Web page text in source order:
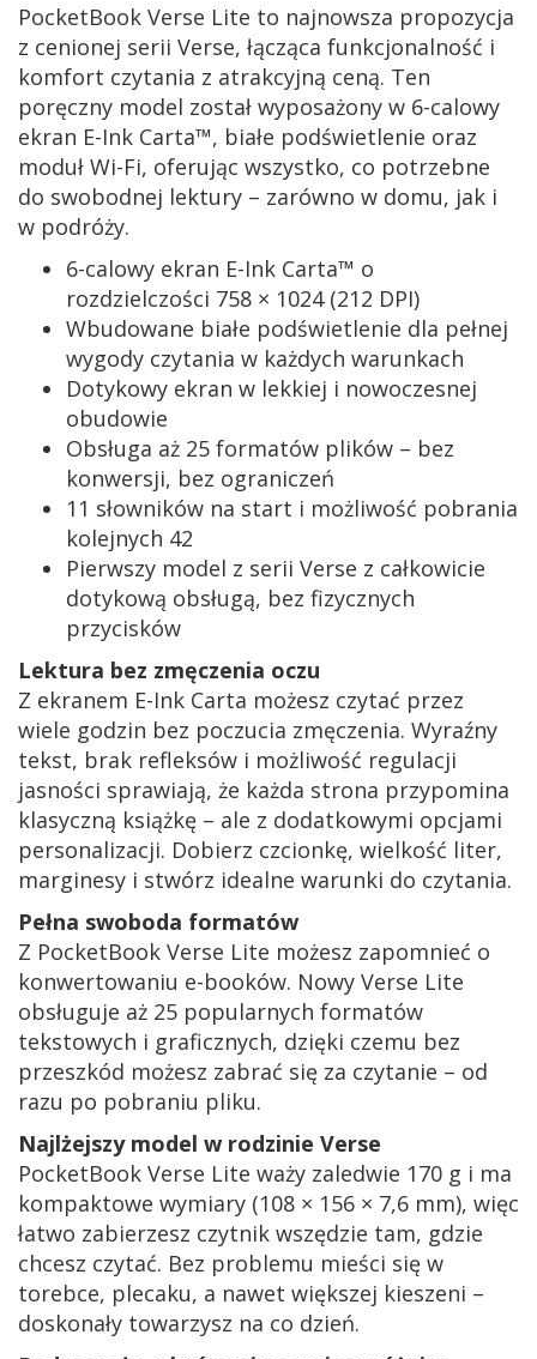
PocketBook Verse Lite to najnowsza propozycja
z cenionej serii Verse, łącząca funkcjonalność i
komfort czytania z atrakcyjną ceną. Ten
poręczny model został wyposażony w 6-calowy
ekran E-Ink Carta™, białe podświetlenie oraz
moduł Wi-Fi, oferując wszystko, co potrzebne
do swobodnej lektury – zarówno w domu, jak i
w podróży.
6-calowy ekran E-Ink Carta™ o
rozdzielczości 758 × 1024 (212 DPI)
Wbudowane białe podświetlenie dla pełnej
wygody czytania w każdych warunkach
Dotykowy ekran w lekkiej i nowoczesnej
obudowie
Obsługa aż 25 formatów plików – bez
konwersji, bez ograniczeń
11 słowników na start i możliwość pobrania
kolejnych 42
Pierwszy model z serii Verse z całkowicie
dotykową obsługą, bez fizycznych
przycisków
Lektura bez zmęczenia oczu
Z ekranem E-Ink Carta możesz czytać przez
wiele godzin bez poczucia zmęczenia. Wyraźny
tekst, brak refleksów i możliwość regulacji
jasności sprawiają, że każda strona przypomina
klasyczną książkę – ale z dodatkowymi opcjami
personalizacji. Dobierz czcionkę, wielkość liter,
marginesy i stwórz idealne warunki do czytania.
Pełna swoboda formatów
Z PocketBook Verse Lite możesz zapomnieć o
konwertowaniu e-booków. Nowy Verse Lite
obsługuje aż 25 popularnych formatów
tekstowych i graficznych, dzięki czemu bez
przeszkód możesz zabrać się za czytanie – od
razu po pobraniu pliku.
Najlżejszy model w rodzinie Verse
PocketBook Verse Lite waży zaledwie 170 g i ma
kompaktowe wymiary (108 × 156 × 7,6 mm), więc
łatwo zabierzesz czytnik wszędzie tam, gdzie
chcesz czytać. Bez problemu mieści się w
torebce, plecaku, a nawet większej kieszeni –
doskonały towarzysz na co dzień.